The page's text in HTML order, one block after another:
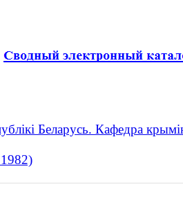
Беларусь. Кафедра